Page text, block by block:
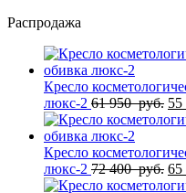
Распродажа
Кресло
люкс-2 61 950руб.
61
55
Кресло
люкс-2 72 400руб. 65